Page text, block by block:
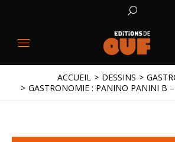
Vous êtes ici :
ACCUEIL DESSINS
GASTRONOMIE : PANINO PANINI B –